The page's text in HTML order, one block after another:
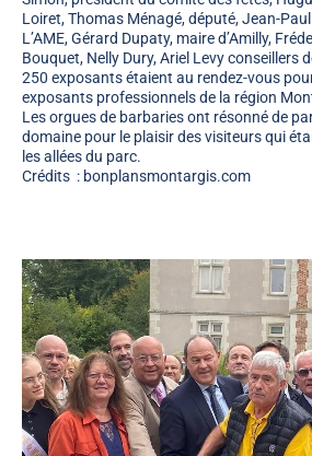
Loiret, Thomas Ménagé, député, Jean-
L’AME, Gérard Dupaty, maire d’Amilly,
Bouquet, Nelly Dury, Ariel Levy conseillers
250 exposants étaient au rendez-vous
exposants professionnels de la région
Les orgues de barbaries ont résonné de
domaine pour le plaisir des visiteurs qui
les allées du parc.
Crédits : bonplansmontargis.com